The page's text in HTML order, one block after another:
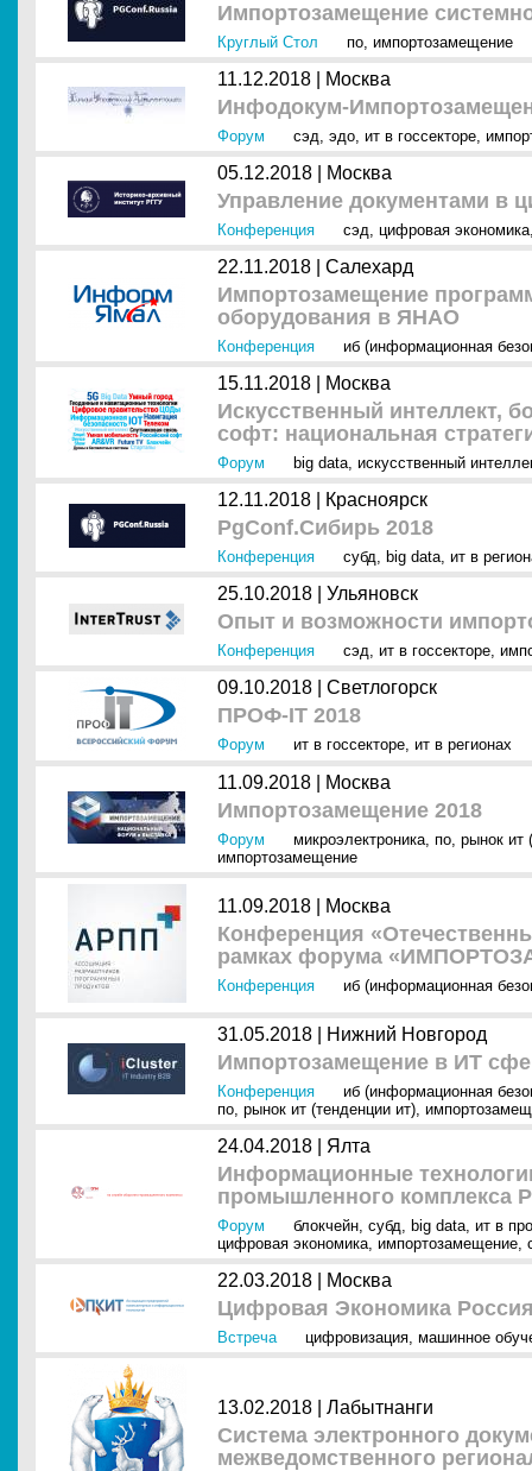
Импортозамещение
Круглый Стол по, импортозамещение
11.12.2018 | Москва
Инфодокум-
Форум сэд, эдо, ит в госсекторе,
05.12.2018 | Москва
Управление документами в
Конференция сэд, цифровая экономика
22.11.2018 | Салехард
Импортозамещение
оборудования в ЯНАО
Конференция иб (информационная
15.11.2018 | Москва
Искусственный интеллект,
софт: национальная
Форум big data, искусственный
12.11.2018 | Красноярск
PgConf.Сибирь 2018
Конференция субд, big data, ит в
25.10.2018 | Ульяновск
Опыт и возможности
Конференция сэд, ит в госсекторе,
09.10.2018 | Светлогорск
ПРОФ-IT 2018
Форум ит в госсекторе, ит в регионах
11.09.2018 | Москва
Импортозамещение 2018
Форум микроэлектроника, по, рынок ит
импортозамещение
11.09.2018 | Москва
Конференция
рамках форума
Конференция иб (информационная
31.05.2018 | Нижний Новгород
Импортозамещение в ИТ
Конференция
иб (информационная
по, рынок ит (тенденции ит),
24.04.2018 | Ялта
Информационные
промышленного комплекса
Форум блокчейн, субд, big data, ит в
цифровая экономика, импортозамещение,
22.03.2018 | Москва
Цифровая Экономика
Встреча цифровизация, машинное
13.02.2018 | Лабытнанги
Система электронного
межведомственного